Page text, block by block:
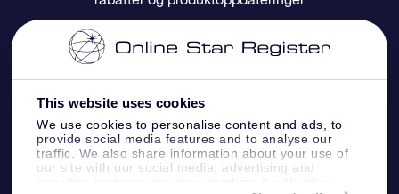
This website uses cookies
We use cookies to personalise content and ads, to
provide social media features and to analyse our
traffic. We also share information about your use of
our site with our social media, advertising and
OSR-gavekortet
Bedriftsgaver
Pesontilpasset stjerneside
One Million Stars
OSR Starsaver
Fly me to the Stars VR-app
Betalingsinformasjon
Fraktinformasjon
Returpolicy
Stjernebildene